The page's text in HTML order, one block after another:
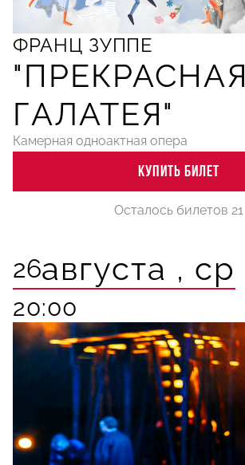
ФРАНЦ ЗУППЕ
"ПРЕКРАСНАЯ
ГАЛАТЕЯ"
Камерная одноактная опера
КУПИТЬ БИЛЕТ
Осталось билетов 21
26августа , ср
20:00